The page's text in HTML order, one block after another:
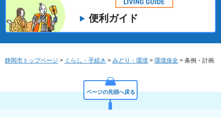
便利ガイド
静岡市トップページ > くらし・手続き > みどり・環境 > 環境保全 > 条例・計画
ページの先頭へ戻る